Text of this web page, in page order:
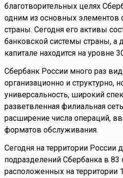
благотворительных целях
одним из основных элементов
страны. Сегодня его активы
банковской системы страны, а
капитале находится на уровне
Сбербанк России много раз
организационно и структурно,
универсальность, широкий
разветвленная филиальная
расширение числа операций,
форматов обслуживания.
Сегодня на территории России
подразделений Сбербанка в 83
расположенных на территории